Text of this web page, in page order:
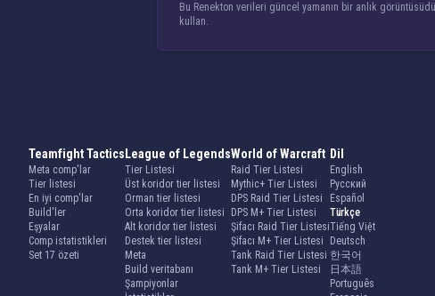
Bu Renekton verileri güncel yamanın bir anlık
kullan.
Teamfight Tactics
Meta comp'lar
Tier listesi
En iyi comp'lar
Build'ler
Eşyalar
Comp istatistikleri
Set 17 özeti
League of Legends
Tier Listesi
Üst koridor tier listesi
Orman tier listesi
Orta koridor tier listesi
Alt koridor tier listesi
Destek tier listesi
Meta
Build veritabanı
Şampiyonlar
World of Warcraft
Raid Tier Listesi
Mythic+ Tier Listesi
DPS Raid Tier Listesi
DPS M+ Tier Listesi
Şifacı Raid Tier Listesi
Şifacı M+ Tier Listesi
Tank Raid Tier Listesi
Tank M+ Tier Listesi
Dil
English
Русский
Español
Türkçe
Tiếng Việt
Deutsch
한국어
日本語
Português